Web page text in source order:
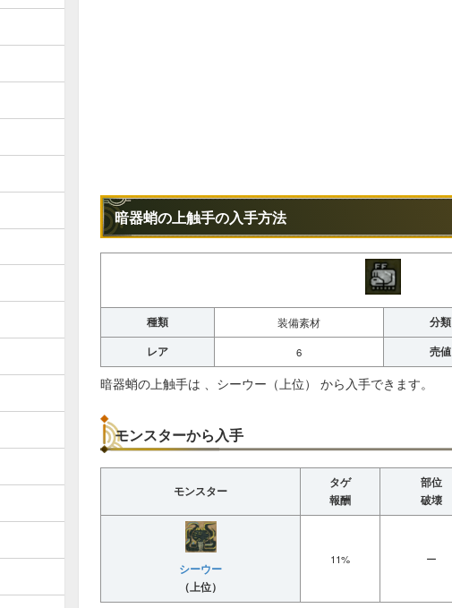
暗器蛸の上触手の入手方法
種類 装備素材 分類
レア 6 売値
暗器蛸の上触手は 、シーウー（上位） から入手できます。
モンスターから入手
モンスター
タゲ
報酬
部位
破壊
シーウー
（上位）
11% ー